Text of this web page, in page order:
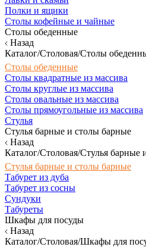
Полки и ящики
Столы кофейные и чайные
Столы обеденные
Назад
Каталог/Столовая/Столы
Столы обеденные
Столы квадратные из массива
Столы круглые из массива
Столы овальные из массива
Столы прямоугольные из массива
Стулья
Стулья барные и столы барные
Назад
Каталог/Столовая/Стулья барные
Стулья барные и столы барные
Табурет из дуба
Табурет из сосны
Сундуки
Табуреты
Шкафы для посуды
Назад
Каталог/Столовая/Шкафы для